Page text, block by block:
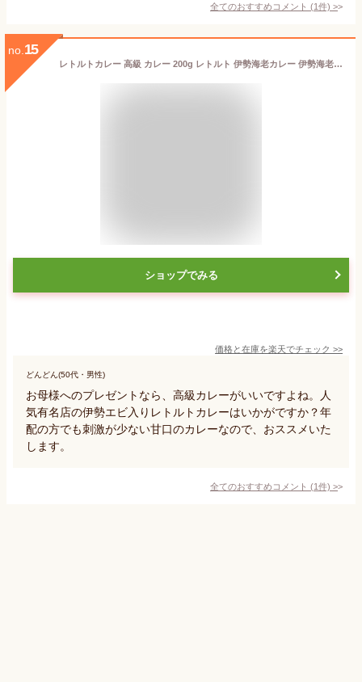
全てのおすすめコメント (1件) >
no. 15
レトルトカレー 高級 カレー 200g レトルト 伊勢海老カレー 伊勢海老 麻布淺井 常温保存 和風 カレーライス 甘口 中辛 名店 再現 電子レンジ レトルトパウチ 和 魚介 ナンカレー ギフト プレゼント 贈り物【メール便送料無料】［ 麻布淺井特製伊勢海老カレー ］
ショップでみる
価格と在庫を楽天でチェック >>
どんどん(50代・男性)
お母様へのプレゼントなら、高級カレーがいいですよね。人
気有名店の伊勢エビ入りレトルトカレーはいかがですか？年
配の方でも刺激が少ない甘口のカレーなので、おススメいた
します。
全てのおすすめコメント (1件) >